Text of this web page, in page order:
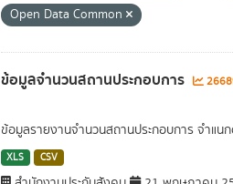
Open Data Common
ข้อมูลจำนวนสถานประกอบการ
ข้อมูลรายงานจำนวนสถานประกอบการ จำแน
XLS CSV